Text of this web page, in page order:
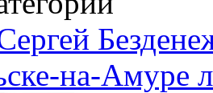
на-Амуре